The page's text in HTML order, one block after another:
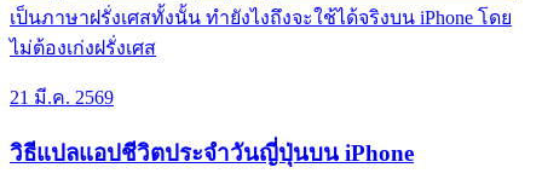
เป็นภาษาฝรั่งเศสทั้งนั้น ทำยังไงถึงจะใช้ได้จริงบน iPhone โดย
ไม่ต้องเก่งฝรั่งเศส
21 มี.ค. 2569
วิธีแปลแอปชีวิตประจำวันญี่ปุ่นบน iPhone